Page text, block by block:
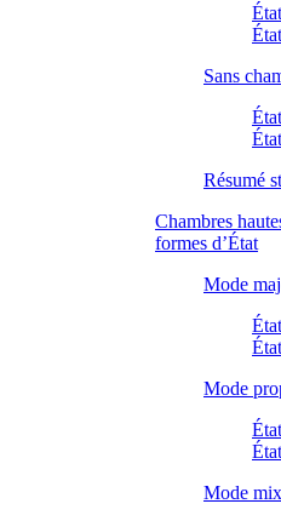
Sans
Résumé
Chambres
formes d’État
Mode
Mode
Mode